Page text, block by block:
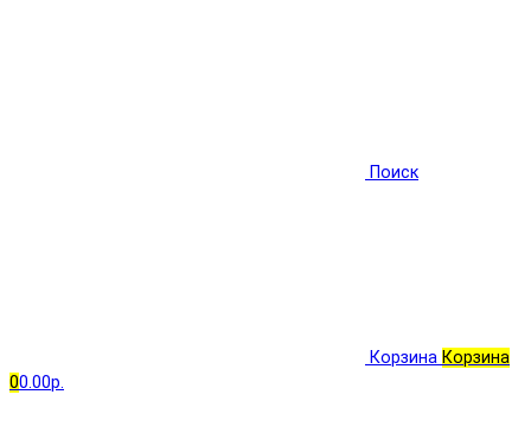
Поиск
Корзина Корзина
00.00р.